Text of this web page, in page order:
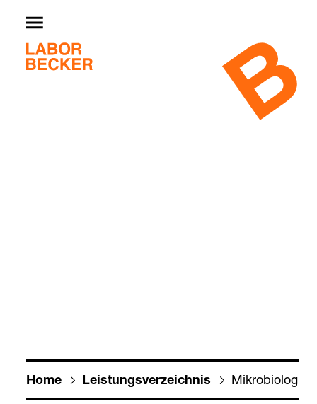
Home Leis­tungs­ver­zeich­nis Mikro­bio­lo­gie: